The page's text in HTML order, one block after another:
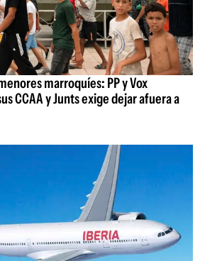
marroquíes: PP y Vox
CCAA y Junts exige dejar afuera a